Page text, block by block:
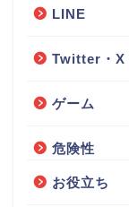
LINE
Twitter・X
ゲーム
危険性
お役立ち